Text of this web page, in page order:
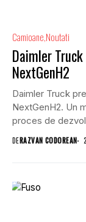
Camioane Noutati
Daimler
NextGenH2
Daimler Truck
NextGenH2. Un
proces de
de...
DERAZVAN CODOREAN